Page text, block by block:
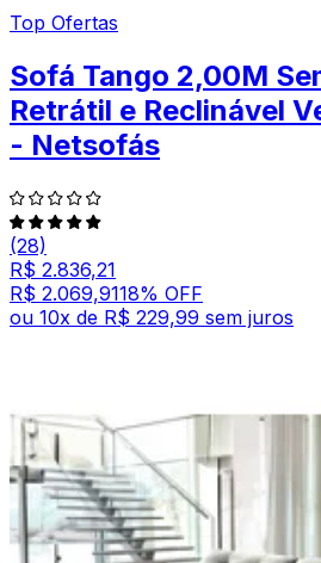
Top Ofertas
Sofá Tango 2,00M
Retrátil e Reclinável
- Netsofás
(28)
R$ 2.836,21
R$ 2.069,9118% OFF
ou 10x de R$ 229,99 sem juros